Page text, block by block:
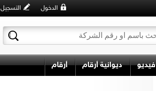
التسجيل الدخول
فيديو ديوانية أرقام أرقام